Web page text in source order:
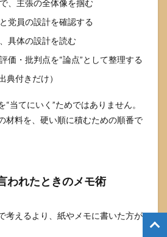
、主張の全体像を掴む
党員の設計を確認する
具体の設計を読む
価・批判点を“論点”として整理する
典付きだけ）
当てにいく”ためではありません。
材料を、硬い順に積むための順番で
われたときのメモ術
考えるより、紙やメモに書いた方が